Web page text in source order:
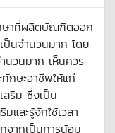
ษาที่ผลิตบัณฑิตออก
ป็นจำนวนมาก โดย
นวนมาก เห็นควร
กษะอาชีพให้แก่
สริม ซึ่งเป็น
และรู้จักใช้เวลา
จากเป็นการน้อม